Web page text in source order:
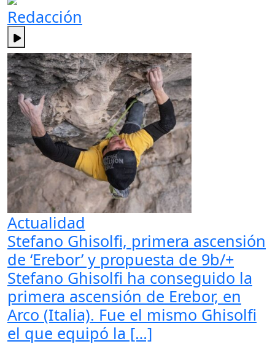
Redacción
Actualidad
Stefano Ghisolfi, primera ascensión
de ‘Erebor’ y propuesta de 9b/+
Stefano Ghisolfi ha conseguido la
primera ascensión de Erebor, en
Arco (Italia). Fue el mismo Ghisolfi
el que equipó la […]